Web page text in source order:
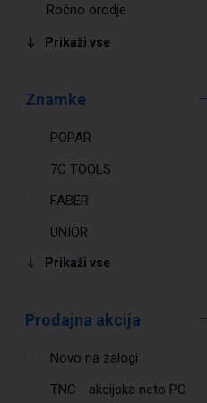
Ročno orodje
Prikaži vse
Znamke
POPAR
7C TOOLS
FABER
UNIOR
Prikaži vse
Prodajna akcija
Novo na zalogi
TNC - akcijska neto PC